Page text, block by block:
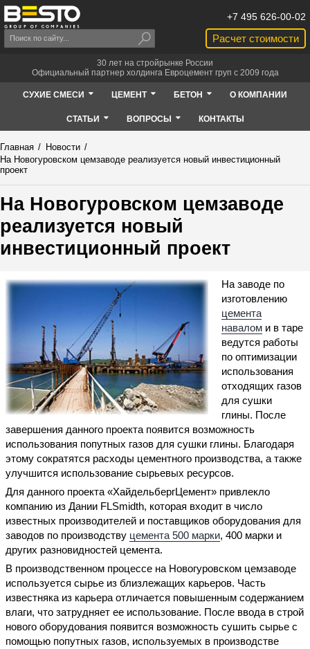
Расчет стоимости
+7 495 626-00-02
30 лет на стройрынке России
Официальный партнер холдинга Евроцемент груп с 2009 года
СУХИЕ СМЕСИ ЦЕМЕНТ БЕТОН О КОМПАНИИ
СТАТЬИ ВОПРОСЫ КОНТАКТЫ
Главная / Новости /
На Новогуровском цемзаводе реализуется новый инвестиционный
проект
На Новогуровском цемзаводе
реализуется новый
инвестиционный проект
На заводе по
изготовлению
цемента
навалом и в таре
ведутся работы
по оптимизации
использования
отходящих газов
для сушки
глины. После
завершения данного проекта появится возможность
использования попутных газов для сушки глины. Благодаря
этому сократятся расходы цементного производства, а также
улучшится использование сырьевых ресурсов.
Для данного проекта «ХайдельбергЦемент» привлекло
компанию из Дании FLSmidth, которая входит в число
известных производителей и поставщиков оборудования для
заводов по производству цемента 500 марки, 400 марки и
других разновидностей цемента.
В производственном процессе на Новогуровском цемзаводе
используется сырье из близлежащих карьеров. Часть
известняка из карьера отличается повышенным содержанием
влаги, что затрудняет ее использование. После ввода в строй
нового оборудования появится возможность сушить сырье с
помощью попутных газов, используемых в производстве